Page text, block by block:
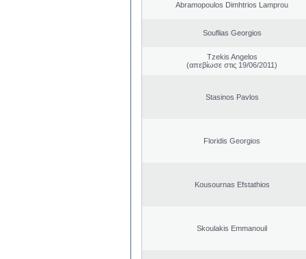
Abramopoulos Dimhtrios Lamprou
Souflias Georgios
Tzekis Angelos
(απεβίωσε στις 19/06/2011)
Stasinos Pavlos
Floridis Georgios
Kousournas Efstathios
Skoulakis Emmanouil